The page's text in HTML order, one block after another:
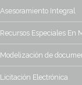
Asesoramiento Integral
Recursos Especiales En
Modelización de
Licitación Electrónica